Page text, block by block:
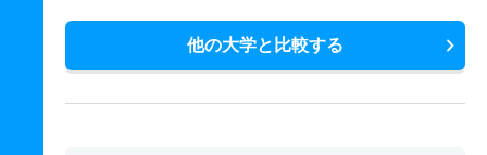
他の大学と比較する